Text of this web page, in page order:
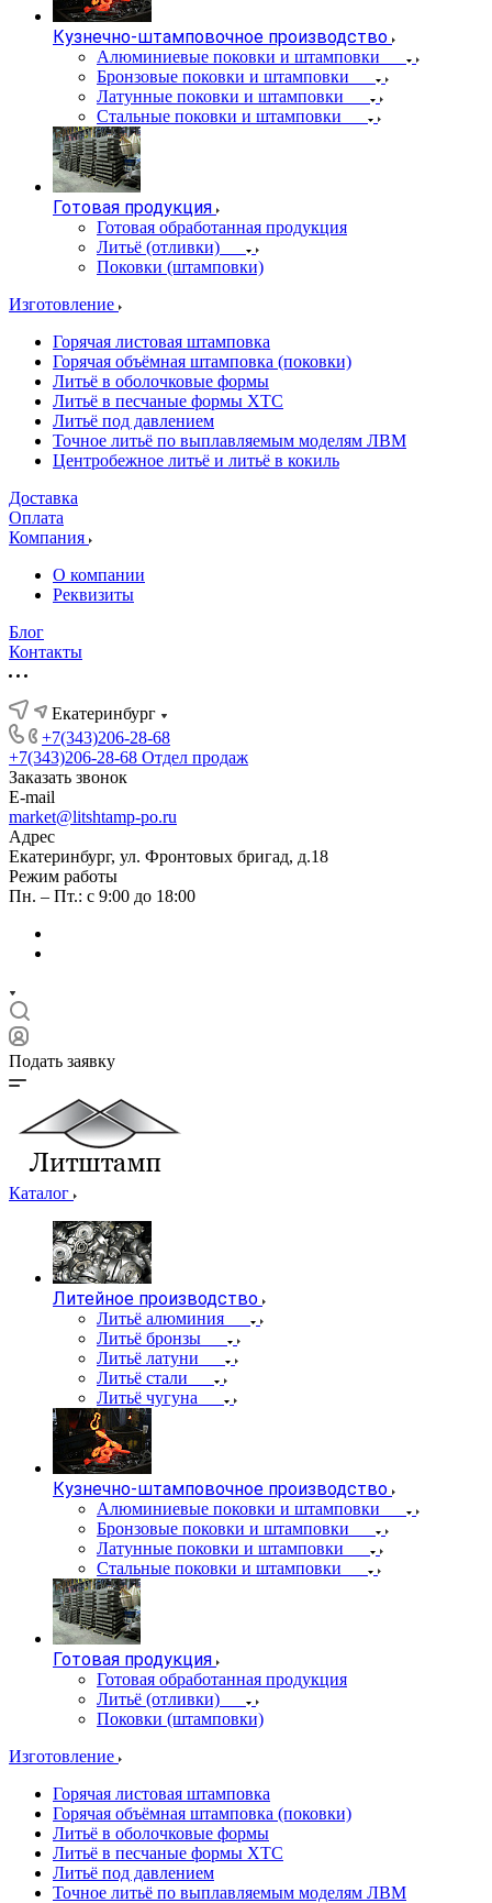
Кузнечно-штамповочное производство
Алюминиевые поковки и штамповки
Бронзовые поковки и штамповки
Латунные поковки и штамповки
Стальные поковки и штамповки
Готовая продукция
Готовая обработанная продукция
Литьё (отливки)
Поковки (штамповки)
Изготовление
Горячая листовая штамповка
Горячая объёмная штамповка (поковки)
Литьё в оболочковые формы
Литьё в песчаные формы ХТС
Литьё под давлением
Точное литьё по выплавляемым моделям ЛВМ
Центробежное литьё и литьё в кокиль
Доставка
Оплата
Компания
О компании
Реквизиты
Блог
Контакты
Екатеринбург
+7(343)206-28-68
+7(343)206-28-68 Отдел продаж
Заказать звонок
E-mail
market@litshtamp-po.ru
Адрес
Екатеринбург, ул. Фронтовых бригад, д.18
Режим работы
Пн. – Пт.: с 9:00 до 18:00
Подать заявку
Каталог
Литейное производство
Литьё алюминия
Литьё бронзы
Литьё латуни
Литьё стали
Литьё чугуна
Кузнечно-штамповочное производство
Алюминиевые поковки и штамповки
Бронзовые поковки и штамповки
Латунные поковки и штамповки
Стальные поковки и штамповки
Готовая продукция
Готовая обработанная продукция
Литьё (отливки)
Поковки (штамповки)
Изготовление
Горячая листовая штамповка
Горячая объёмная штамповка (поковки)
Литьё в оболочковые формы
Литьё в песчаные формы ХТС
Литьё под давлением
Точное литьё по выплавляемым моделям ЛВМ